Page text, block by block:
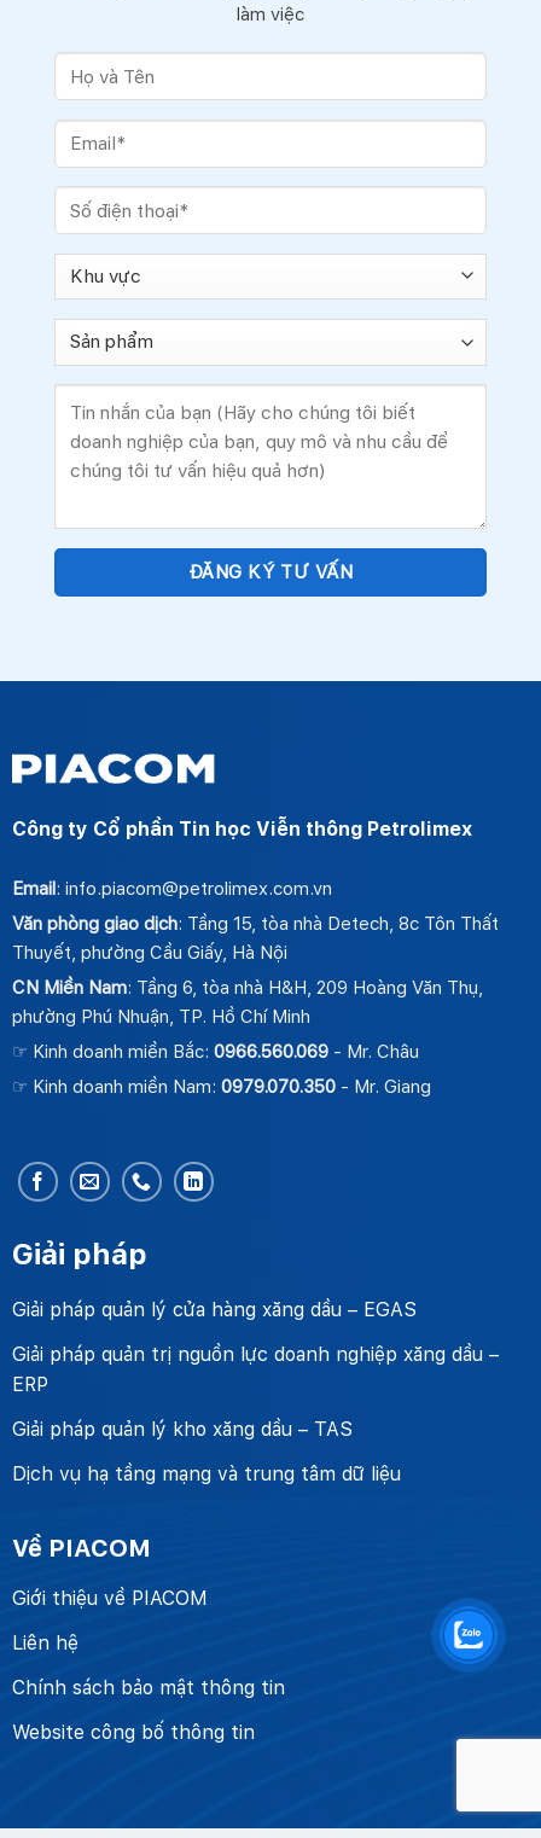
làm việc
Công ty Cổ phần Tin học Viễn thông Petrolimex
Email: info.piacom@petrolimex.com.vn
Văn phòng giao dịch: Tầng 15, tòa nhà Detech, 8c Tôn Thất
Thuyết, phường Cầu Giấy, Hà Nội
CN Miền Nam: Tầng 6, tòa nhà H&H, 209 Hoàng Văn Thụ,
phường Phú Nhuận, TP. Hồ Chí Minh
☞ Kinh doanh miền Bắc: 0966.560.069- Mr. Châu
☞ Kinh doanh miền Nam: 0979.070.350- Mr. Giang
Giải pháp
Giải pháp quản lý cửa hàng xăng dầu – EGAS
Giải pháp quản trị nguồn lực doanh nghiệp xăng dầu –
ERP
Giải pháp quản lý kho xăng dầu – TAS
Dịch vụ hạ tầng mạng và trung tâm dữ liệu
Về PIACOM
Giới thiệu về PIACOM
Liên hệ
Chính sách bảo mật thông tin
Website công bố thông tin